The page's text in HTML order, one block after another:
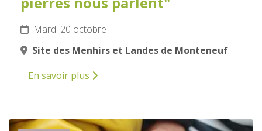
Mardi 20 octobre
Site des Menhirs et Landes de Monteneuf
En savoir plus